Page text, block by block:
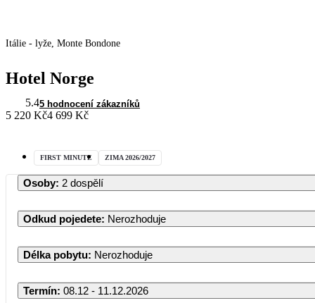
Itálie - lyže, Monte Bondone
Hotel Norge
5.45 hodnocení zákazníků
5 220 Kč4 699 Kč
FIRST MINUTE ZIMA 2026/2027
Osoby: 2 dospělí
Odkud pojedete: Nerozhoduje
Délka pobytu: Nerozhoduje
Termín: 08.12 - 11.12.2026